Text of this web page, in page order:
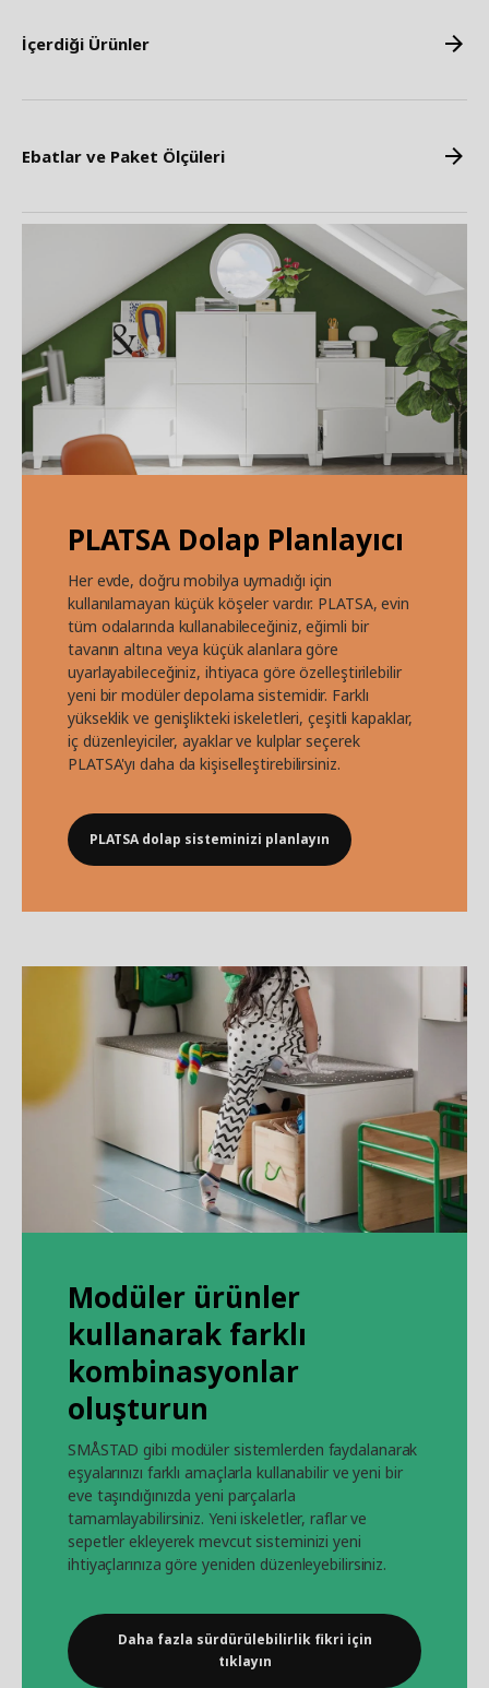
İçerdiği Ürünler
Ebatlar ve Paket Ölçüleri
PLATSA Dolap Planlayıcı
Her evde, doğru mobilya uymadığı için
kullanılamayan küçük köşeler vardır. PLATSA, evin
tüm odalarında kullanabileceğiniz, eğimli bir
tavanın altına veya küçük alanlara göre
uyarlayabileceğiniz, ihtiyaca göre özelleştirilebilir
yeni bir modüler depolama sistemidir. Farklı
yükseklik ve genişlikteki iskeletleri, çeşitli kapaklar,
iç düzenleyiciler, ayaklar ve kulplar seçerek
PLATSA'yı daha da kişiselleştirebilirsiniz.
PLATSA dolap sisteminizi planlayın
Modüler ürünler
kullanarak farklı
kombinasyonlar
oluşturun
SMÅSTAD gibi modüler sistemlerden faydalanarak
eşyalarınızı farklı amaçlarla kullanabilir ve yeni bir
eve taşındığınızda yeni parçalarla
tamamlayabilirsiniz. Yeni iskeletler, raflar ve
sepetler ekleyerek mevcut sisteminizi yeni
ihtiyaçlarınıza göre yeniden düzenleyebilirsiniz.
Daha fazla sürdürülebilirlik fikri için
tıklayın